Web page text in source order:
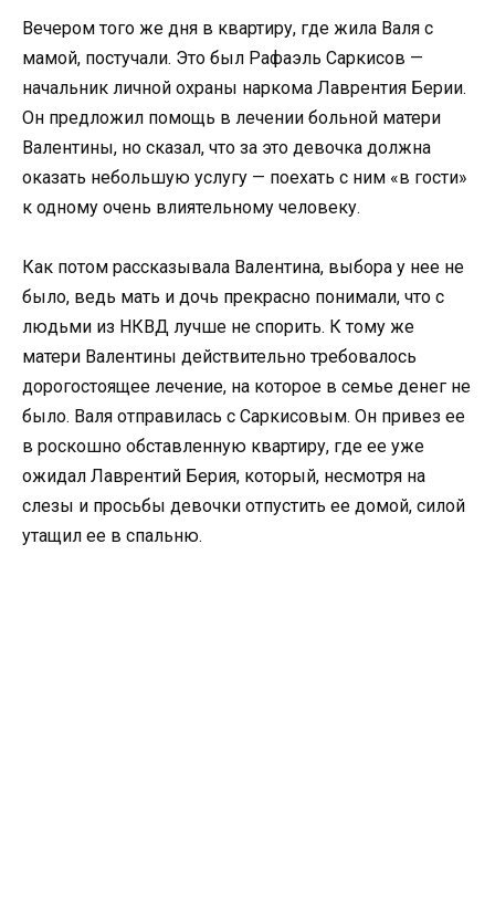
Вечером того же дня в квартиру, где жила Валя с
мамой, постучали. Это был Рафаэль Саркисов —
начальник личной охраны наркома Лаврентия Берии.
Он предложил помощь в лечении больной матери
Валентины, но сказал, что за это девочка должна
оказать небольшую услугу — поехать с ним «в гости»
к одному очень влиятельному человеку.
Как потом рассказывала Валентина, выбора у нее не
было, ведь мать и дочь прекрасно понимали, что с
людьми из НКВД лучше не спорить. К тому же
матери Валентины действительно требовалось
дорогостоящее лечение, на которое в семье денег не
было. Валя отправилась с Саркисовым. Он привез ее
в роскошно обставленную квартиру, где ее уже
ожидал Лаврентий Берия, который, несмотря на
слезы и просьбы девочки отпустить ее домой, силой
утащил ее в спальню.